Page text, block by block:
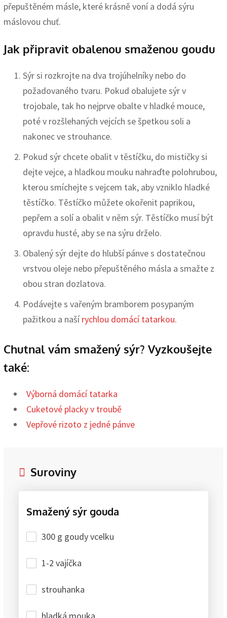
přepuštěném másle, které krásně voní a dodá sýru
máslovou chuť.
Jak připravit obalenou smaženou goudu
Sýr si rozkrojte na dva trojúhelníky nebo do
požadovaného tvaru. Pokud obalujete sýr v
trojobale, tak ho nejprve obalte v hladké mouce,
poté v rozšlehaných vejcích se špetkou soli a
nakonec ve strouhance.
Pokud sýr chcete obalit v těstíčku, do mističky si
dejte vejce, a hladkou mouku nahraďte polohrubou,
kterou smíchejte s vejcem tak, aby vzniklo hladké
těstíčko. Těstíčko můžete okořenit paprikou,
pepřem a solí a obalit v něm sýr. Těstíčko musí být
opravdu husté, aby se na sýru drželo.
Obalený sýr dejte do hlubší pánve s dostatečnou
vrstvou oleje nebo přepuštěného másla a smažte z
obou stran dozlatova.
Podávejte s vařeným bramborem posypaným
pažitkou a naší rychlou domácí tatarkou.
Chutnal vám smažený sýr? Vyzkoušejte
také:
Výborná domácí tatarka
Cuketové placky v troubě
Vepřové rizoto z jedné pánve
Suroviny
Smažený sýr gouda
300 g goudy vcelku
1-2 vajíčka
strouhanka